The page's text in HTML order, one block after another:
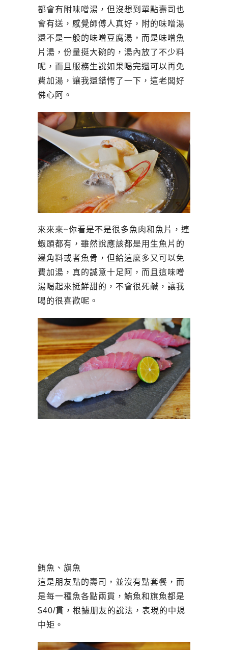
都會有附味噌湯，但沒想到單點壽司也
會有送，感覺師傅人真好，附的味噌湯
還不是一般的味噌豆腐湯，而是味噌魚
片湯，份量挺大碗的，湯內放了不少料
呢，而且服務生說如果喝完還可以再免
費加湯，讓我還錯愕了一下，這老闆好
佛心阿。
來來來~你看是不是很多魚肉和魚片，連
蝦頭都有，雖然說應該都是用生魚片的
邊角料或者魚骨，但給這麼多又可以免
費加湯，真的誠意十足阿，而且這味噌
湯喝起來挺鮮甜的，不會很死鹹，讓我
喝的很喜歡呢。
鮪魚、旗魚
這是朋友點的壽司，並沒有點套餐，而
是每一種魚各點兩貫，鮪魚和旗魚都是
$40/貫，根據朋友的說法，表現的中規
中矩。